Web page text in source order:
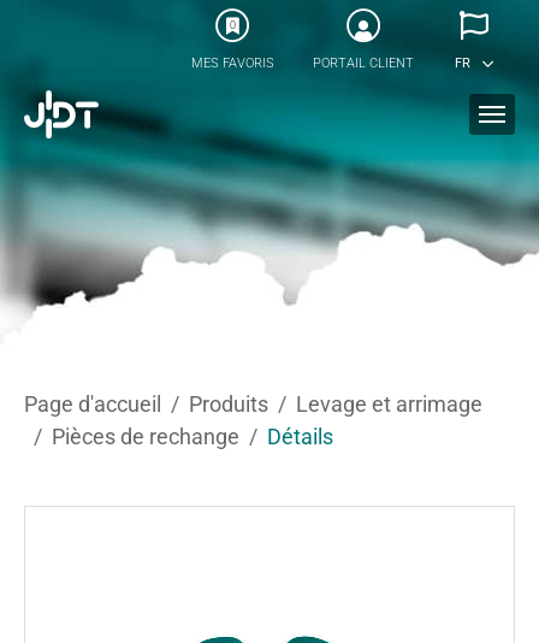
0
MES FAVORIS PORTAIL CLIENT FR
Page d'accueil Produits
Levage et arrimage
Pièces de rechange
Détails